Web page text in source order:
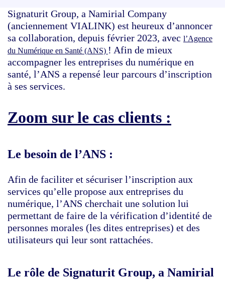
Signaturit Group, a Namirial Company
(anciennement VIALINK) est heureux d’annoncer
sa collaboration, depuis février 2023, avec l’Agence
du Numérique en Santé (ANS) ! Afin de mieux
accompagner les entreprises du numérique en
santé, l’ANS a repensé leur parcours d’inscription
à ses services.
Zoom sur le cas clients :
Le besoin de l’ANS :
Afin de faciliter et sécuriser l’inscription aux
services qu’elle propose aux entreprises du
numérique, l’ANS cherchait une solution lui
permettant de faire de la vérification d’identité de
personnes morales (les dites entreprises) et des
utilisateurs qui leur sont rattachées.
Le rôle de Signaturit Group, a Namirial